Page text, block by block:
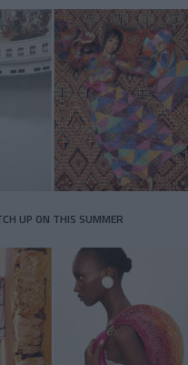
UP ON THIS SUMMER